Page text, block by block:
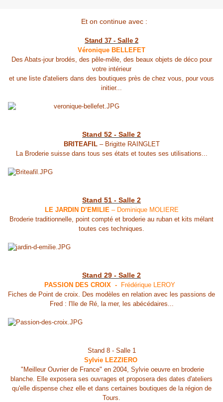
Et on continue avec :
Stand 37 - Salle 2
Véronique BELLEFET
Des Abats-jour brodés, des pêle-mêle, des beaux objets de déco pour
votre intérieur
et une liste d'ateliers dans des boutiques près de chez vous, pour vous
initier...
Stand 52 - Salle 2
BRITEAFIL – Brigitte RAINGLET
La Broderie suisse dans tous ses états et toutes ses utilisations...
Stand 51 - Salle 2
LE JARDIN D’EMILIE – Dominique MOLIERE
Broderie traditionnelle, point compté et broderie au ruban et kits mélant
toutes ces techniques.
Stand 29 - Salle 2
PASSION DES CROIX -
Frédérique LEROY
Fiches de Point de croix. Des modèles en relation avec les passions de
Fred : l'Ile de Ré, la mer, les abécédaires...
Stand 8 - Salle 1
Sylvie LEZZIERO
"Meilleur Ouvrier de France" en 2004, Sylvie oeuvre en broderie
blanche. Elle exposera ses ouvrages et proposera des dates d'ateliers
qu'elle dispense chez elle et dans certaines boutiques de la région de
Tours.